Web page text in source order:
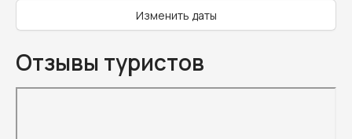
Изменить даты
Отзывы туристов